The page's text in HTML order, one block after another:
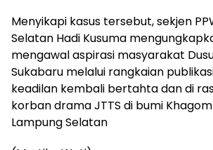
Menyikapi kasus tersebut, sekjen
Selatan Hadi Kusuma
mengawal aspirasi masyarakat
Sukabaru melalui rangkaian
keadilan kembali bertahta dan di
korban drama JTTS di bumi
Lampung Selatan